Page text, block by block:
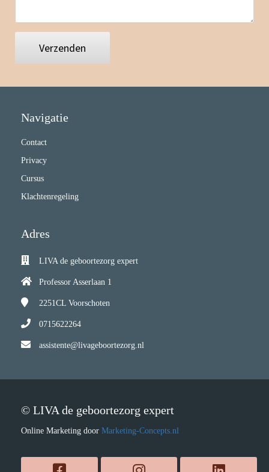
Verzenden
Navigatie
Contact
Privacy
Cursus
Klachtenregeling
Adres
LIVA de geboortezorg expert
Professor Asserlaan 1
2251CL Voorschoten
0715622264
assistente@livageboortezorg.nl
© LIVA de geboortezorg expert
Online Marketing door Marketing-Concepts.nl